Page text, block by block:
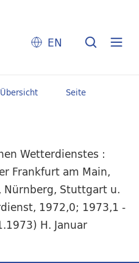
EN
Übersicht Seite
Wetterdienstes :
Frankfurt am Main,
Nürnberg, Stuttgart u.
1972,0; 1973,1 -
H. Januar